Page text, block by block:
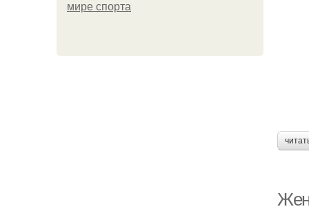
мире спорта